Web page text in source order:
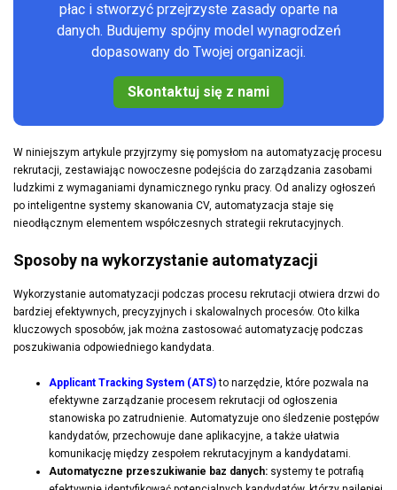
płac i stworzyć przejrzyste zasady oparte na
danych. Budujemy spójny model wynagrodzeń
dopasowany do Twojej organizacji.
Skontaktuj się z nami
W niniejszym artykule przyjrzymy się pomysłom na automatyzację procesu
rekrutacji, zestawiając nowoczesne podejścia do zarządzania zasobami
ludzkimi z wymaganiami dynamicznego rynku pracy. Od analizy ogłoszeń
po inteligentne systemy skanowania CV, automatyzacja staje się
nieodłącznym elementem współczesnych strategii rekrutacyjnych.
Sposoby na wykorzystanie automatyzacji
Wykorzystanie automatyzacji podczas procesu rekrutacji otwiera drzwi do
bardziej efektywnych, precyzyjnych i skalowalnych procesów. Oto kilka
kluczowych sposobów, jak można zastosować automatyzację podczas
poszukiwania odpowiedniego kandydata.
Applicant Tracking System (ATS)to narzędzie, które pozwala na
efektywne zarządzanie procesem rekrutacji od ogłoszenia
stanowiska po zatrudnienie. Automatyzuje ono śledzenie postępów
kandydatów, przechowuje dane aplikacyjne, a także ułatwia
komunikację między zespołem rekrutacyjnym a kandydatami.
Automatyczne przeszukiwanie baz danych: systemy te potrafią